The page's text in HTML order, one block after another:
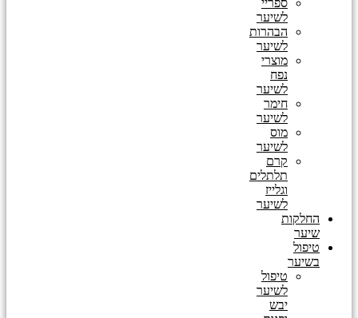
ספריי
לשיער
הבהרות
לשיער
מוצרי
נפח
לשיער
חימר
לשיער
מוס
לשיער
קרם
תלתלים
וגלייז
לשיער
החלקות
שיער
טיפול
בשיער
טיפול
לשיער
יבש